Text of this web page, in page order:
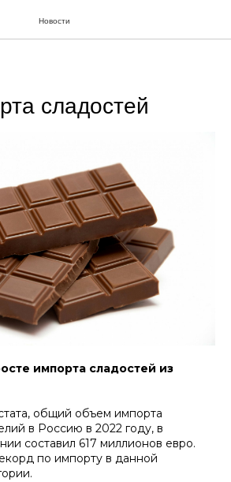
Новости
сладостей
импорта сладостей из
общий объем импорта
в Россию в 2022 году, в
составил 617 миллионов евро.
по импорту в данной